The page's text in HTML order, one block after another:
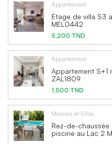
Appartement
Étage de villa S3
MEL0442
5,200 TND
Appartement
Appartement S+1
ZAL1809
1,500 TND
Maisons et Villas
Rez-de-chaussée
piscine au Lac 2